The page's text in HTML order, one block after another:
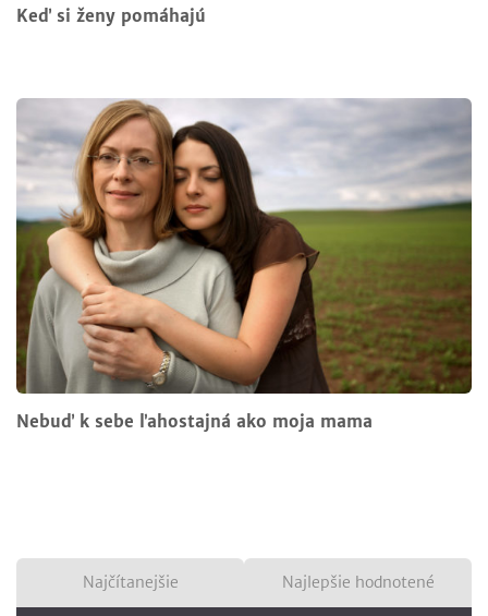
Keď si ženy pomáhajú
Nebuď k sebe ľahostajná ako moja mama
Najčítanejšie Najlepšie hodnotené